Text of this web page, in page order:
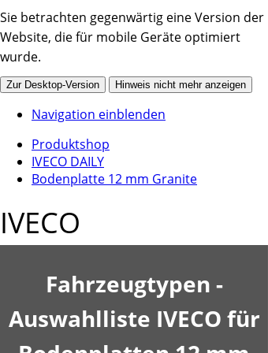
Sie betrachten gegenwärtig eine Version der
Website, die für mobile Geräte optimiert
wurde.
Zur Desktop-Version Hinweis nicht mehr anzeigen
Navigation einblenden
Produktshop
IVECO DAILY
Bodenplatte 12 mm Granite
IVECO
Fahrzeugtypen -
Auswahlliste IVECO für